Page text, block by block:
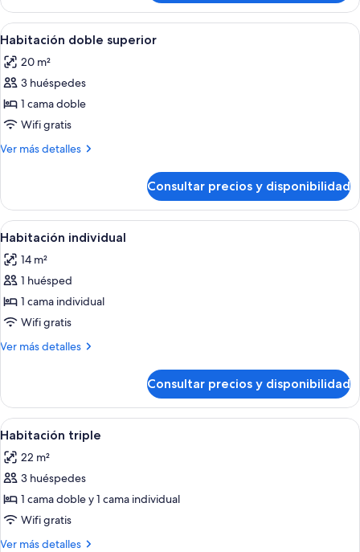
doble
(Small)
Abrir
todas
las
fotos
de
Habitación
doble
Habitación doble superior | Ropa de
8
Habitación doble superior
20 m²
3 huéspedes
1 cama doble
Wifi gratis
Ver más detalles
Más
doble
superior
Consultar precios y disponibilidad
Abrir
todas
las
fotos
de
Habitación
individual
Un dormitorio con una cama
4
Habitación individual
14 m²
1 huésped
1 cama individual
Wifi gratis
Ver más detalles
Más
individual
Consultar precios y disponibilidad
Abrir
todas
las
fotos
de
Habitación
triple
Un dormitorio con una cama
3
Habitación triple
22 m²
3 huéspedes
1 cama doble y 1 cama individual
Wifi gratis
Ver más detalles
Más